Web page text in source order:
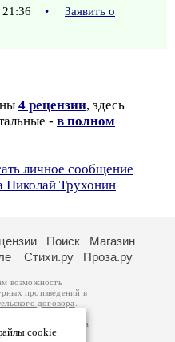
21:36 •
Заявить о
4 рецензии, здесь
- в полном
личное сообщение
Николай Трухонин
cookie
Поиск
Магазин
Стихи.ру Проза.ру
возможность
произведений в
договора
авторам
возможна
вы можете